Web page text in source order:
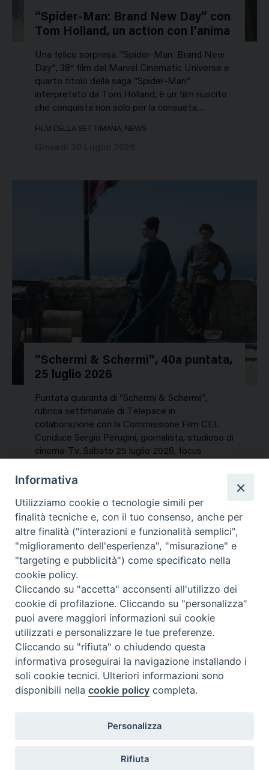
“Spider-Man: Brand New Day” con
Tom Holland, un action con l’anima
Una felice sorpresa. “Spider-Man: Brand New
Day”, 38° film del Marvel Cinematic Universe e
quarto titolo della saga “Spider-Man”
interpretato da Tom Holland, è un film riuscito
che conquista non solo per la consueta…
FILM DELLA SETTIMANA, NEWS
“Schermi & Schermi”, 40a puntata,
25 luglio 2026
Puntata quaranta di “Schermi & Schermi”,
rubrica settimanale di Telepace in
collaborazione con la Commissione Film CEI.
Conduce Sergio Perugini, giornalista, studioso di
cinema-Tv. Sabato 25 luglio 2026, focus
NEWS, PERCORSI TEMATICI
Mercoledì 29 Luglio 2026
Contatti & Info
C.ne Aurelia, 50 – 00165 Roma
Contatti
Scrivi a: cnvf@chiesacattolica.it
Informativa
Utilizziamo cookie o tecnologie simili per
finalità tecniche e, con il tuo consenso, anche per
altre finalità ("interazioni e funzionalità semplici",
"miglioramento dell'esperienza", "misurazione" e
"targeting e pubblicità") come specificato nella
cookie policy.
Cliccando su "accetta" acconsenti all'utilizzo dei
cookie di profilazione. Cliccando su "personalizza"
puoi avere maggiori informazioni sui cookie
utilizzati e personalizzare le tue preferenze.
Cliccando su "rifiuta" o chiudendo questa
informativa proseguirai la navigazione installando i
soli cookie tecnici. Ulteriori informazioni sono
disponibili nellacookie policy completa.
Personalizza
Rifiuta